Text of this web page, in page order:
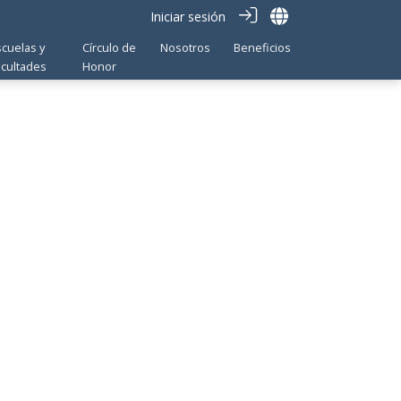
Iniciar sesión
y
Círculo de
Honor
Nosotros Beneficios